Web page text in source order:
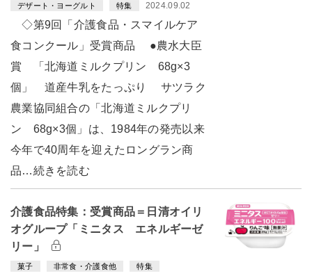
デザート・ヨーグルト 特集 2024.09.02
◇第9回「介護食品・スマイルケア
食コンクール」受賞商品 ●農水大臣
賞 「北海道ミルクプリン 68g×3
個」 道産牛乳をたっぷり サツラク
農業協同組合の「北海道ミルクプリ
ン 68g×3個」は、1984年の発売以来
今年で40周年を迎えたロングラン商
品…続きを読む
介護食品特集：受賞商品＝日清オイリ
オグループ「ミニタス エネルギーゼ
リー」
菓子 非常食・介護食他 特集